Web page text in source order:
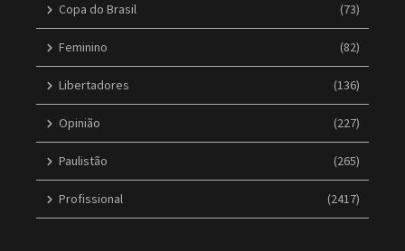
Copa do Brasil (73)
Feminino (82)
Libertadores (136)
Opinião (227)
Paulistão (265)
Profissional (2417)